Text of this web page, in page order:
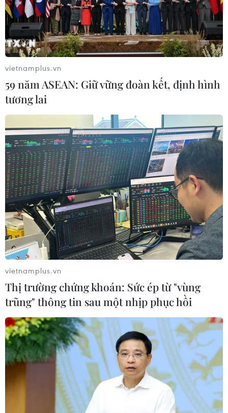
Thủ phạm các vụ đánh bom ở Sri Lanka bị
ảnh hưởng bởi IS
22/04/2019 14:16
Một quan chức Mỹ cho hay nhiều khả năng nhóm thực
hiện các vụ đánh bom tại Sri Lanka bị ảnh hưởng bởi tư
tưởng cực đoan của tổ chức Nhà nước Hồi giáo (IS) tự
xưng.
vietnamplus.vn
59 năm ASEAN: Giữ vững đoàn kết, định hình
tương lai
vietnamplus.vn
Thị trường chứng khoán: Sức ép từ "vùng
trũng" thông tin sau một nhịp phục hồi